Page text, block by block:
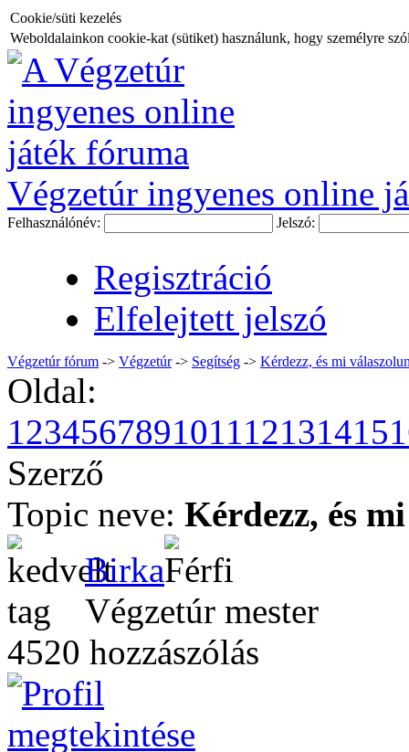
Cookie/süti kezelés
Weboldalainkon cookie-kat (sütiket) használunk, hogy személyre
Végzetúr ingyenes online
Felhasználónév: Jelszó:
Regisztráció
Elfelejtett jelszó
Végzetúr fórum -> Végzetúr-> Segítség -> Kérdezz, és mi
Oldal:
123456789101112131415
Szerző
Topic neve: Kérdezz, és
Birka
Végzetúr mester
4520 hozzászólás